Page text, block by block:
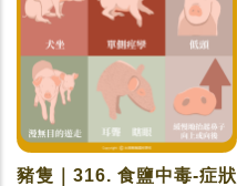
豬隻｜316. 食鹽中毒-症狀